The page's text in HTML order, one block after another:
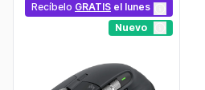
Recíbelo GRATIS el lunes
Nuevo